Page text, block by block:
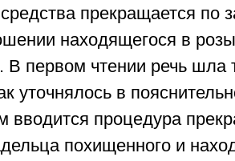
средства прекращается по
находящегося в
В первом чтении речь
уточнялось в
вводится процедура
похищенного и